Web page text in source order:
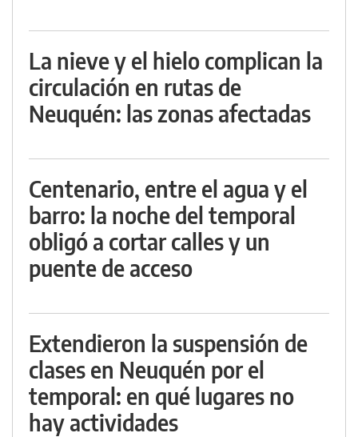
La nieve y el hielo complican la
circulación en rutas de
Neuquén: las zonas afectadas
Centenario, entre el agua y el
barro: la noche del temporal
obligó a cortar calles y un
puente de acceso
Extendieron la suspensión de
clases en Neuquén por el
temporal: en qué lugares no
hay actividades